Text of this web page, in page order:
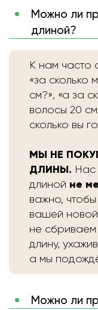
Можно ли
длиной?
К нам
«за сколько
см?», «а за
волосы 20
сколько вы
МЫ НЕ
ДЛИНЫ. Нас
длиной не
важно,
вашей
не сбриваем
длину,
а мы
Можно ли